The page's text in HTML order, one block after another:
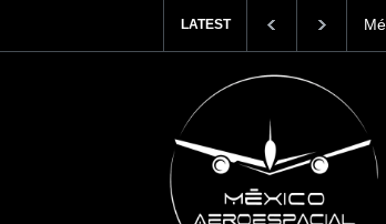
LATEST
La